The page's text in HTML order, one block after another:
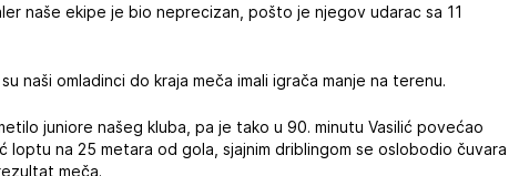
naše ekipe je bio neprecizan, pošto je njegov udarac sa 11
naši omladinci do kraja meča imali igrača manje na terenu.
juniore našeg kluba, pa je tako u 90. minutu Vasilić povećao
loptu na 25 metara od gola, sjajnim driblingom se oslobodio čuvara
meča.